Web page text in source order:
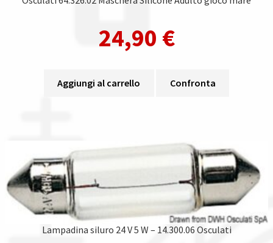
24,90 €
Aggiungi al carrello Confronta
Lampadina siluro 24 V 5 W – 14.300.06 Osculati